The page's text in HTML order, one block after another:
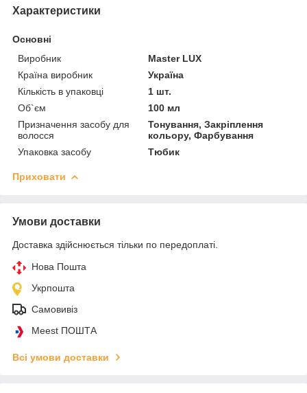
Характеристики
Основні
Виробник
Master LUX
Країна виробник
Україна
Кількість в упаковці
1 шт.
Об`єм
100 мл
Призначення засобу для
волосся
Тонування, Закріплення
кольору, Фарбування
Упаковка засобу
Тюбик
Приховати
Умови доставки
Доставка здійснюється тільки по передоплаті.
Нова Пошта
Укрпошта
Самовивіз
Meest ПОШТА
Всі умови доставки